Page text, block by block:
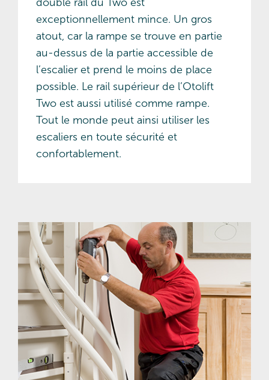
exceptionnellement mince. Un gros
atout, car la rampe se trouve en partie
au-dessus de la partie accessible de
l’escalier et prend le moins de place
possible. Le rail supérieur de l’Otolift
Two est aussi utilisé comme rampe.
Tout le monde peut ainsi utiliser les
escaliers en toute sécurité et
confortablement.